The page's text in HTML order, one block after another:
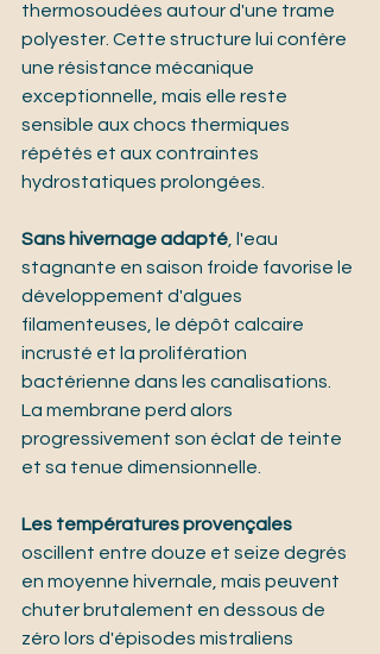
thermosoudées autour d'une trame
polyester. Cette structure lui confère
une résistance mécanique
exceptionnelle, mais elle reste
sensible aux chocs thermiques
répétés et aux contraintes
hydrostatiques prolongées.
Sans hivernage adapté, l'eau
stagnante en saison froide favorise le
développement d'algues
filamenteuses, le dépôt calcaire
incrusté et la prolifération
bactérienne dans les canalisations.
La membrane perd alors
progressivement son éclat de teinte
et sa tenue dimensionnelle.
Les températures provençales
oscillent entre douze et seize degrés
en moyenne hivernale, mais peuvent
chuter brutalement en dessous de
zéro lors d'épisodes mistraliens